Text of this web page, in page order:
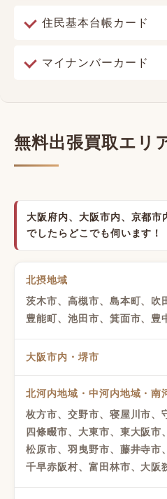
住民基本台帳カード
マイナンバーカード
無料出張買取エリ
大阪府内、大阪市内、京都
でしたらどこでも伺います！
北摂地域
茨木市、高槻市、島本町、吹
豊能町、池田市、箕面市、豊
大阪市内・堺市
北河内地域・中河内地域・南
枚方市、交野市、寝屋川市、
四條畷市、大東市、東大阪市
松原市、羽曳野市、藤井寺市
千早赤阪村、富田林市、大阪